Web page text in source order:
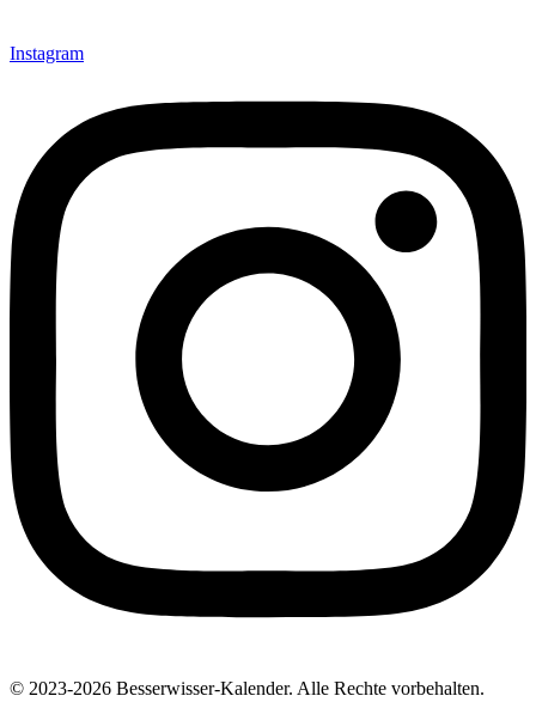
Instagram
© 2023-2026 Besserwisser-Kalender. Alle Rechte vorbehalten.